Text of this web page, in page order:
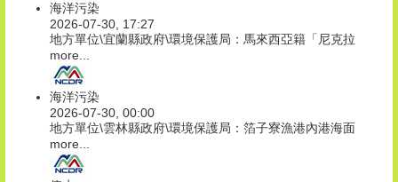
海洋污染
2026-07-30, 17:27
地方單位\宜蘭縣政府\環境保護局：馬來西亞籍「尼克拉
more...
海洋污染
2026-07-30, 00:00
地方單位\雲林縣政府\環境保護局：箔子寮漁港內港海面
more...